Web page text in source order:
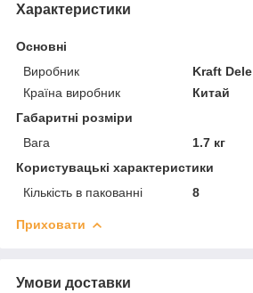
Характеристики
Основні
Виробник
Kraft Dele
Країна виробник
Китай
Габаритні розміри
Вага
1.7 кг
Користувацькі характеристики
Кількість в пакованні
8
Приховати
Умови доставки